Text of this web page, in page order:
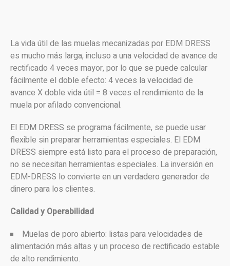
La vida útil de las muelas mecanizadas por EDM DRESS
es mucho más larga, incluso a una velocidad de avance de
rectificado 4 veces mayor, por lo que se puede calcular
fácilmente el doble efecto: 4 veces la velocidad de
avance X doble vida útil = 8 veces el rendimiento de la
muela por afilado convencional.
El EDM DRESS se programa fácilmente, se puede usar
flexible sin preparar herramientas especiales. El EDM
DRESS siempre está listo para el proceso de preparación,
no se necesitan herramientas especiales. La inversión en
EDM-DRESS lo convierte en un verdadero generador de
dinero para los clientes.
Calidad y Operabilidad
Muelas de poro abierto: listas para velocidades de
alimentación más altas y un proceso de rectificado estable
de alto rendimiento.